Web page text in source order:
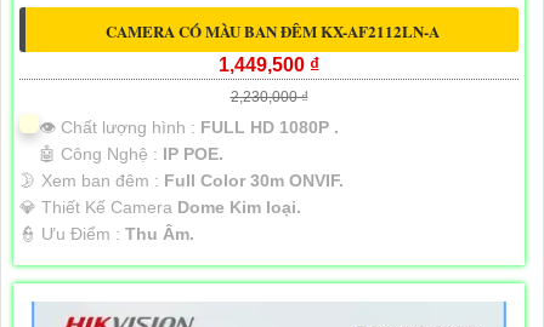
CAMERA CÓ MÀU BAN ĐÊM KX-AF2112LN-A
1,449,500 ₫
2,230,000 ₫
👁 Chất lượng hình : FULL HD 1080P .
🤖️ Công Nghệ : IP POE.
🌛 Xem ban đêm : Full Color 30m ONVIF.
💎 Thiết Kế Camera Dome Kim loại.
️👮 Ưu Điểm : Thu Âm.